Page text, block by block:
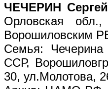
ЧЕЧЕРИН
Орловская
Ворошиловским
Семья:
ССР,
30, ул.Молотова,